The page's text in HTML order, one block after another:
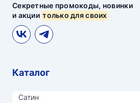
Секретные промокоды, новинки
и акциитолько для своих
Каталог
Сатин